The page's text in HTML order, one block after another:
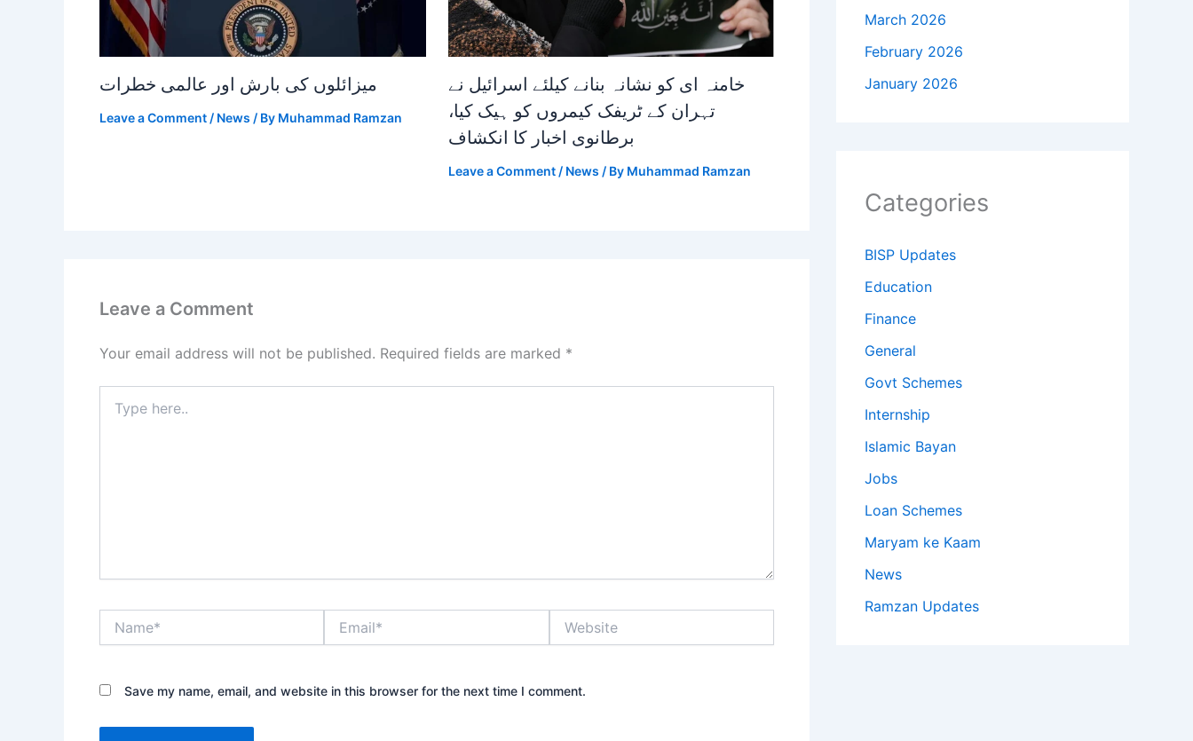
میزائلوں کی بارش اور عالمی خطرات
Leave a Comment / News / By Muhammad Ramzan
خامنہ ای کو نشانہ بنانے کیلئے اسرائیل نے
تہران کے ٹریفک کیمروں کو ہیک کیا،
برطانوی اخبار کا انکشاف
Leave a Comment / News / By Muhammad Ramzan
Leave a Comment
Your email address will not be published. Required fields are marked *
here..
Save my name, email, and website in this browser for the next time I comment.
March 2026
February 2026
January 2026
Categories
BISP Updates
Education
Finance
General
Govt Schemes
Internship
Islamic Bayan
Jobs
Loan Schemes
Maryam ke Kaam
News
Ramzan Updates